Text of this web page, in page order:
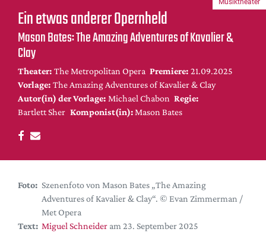
Menschen & Theater
Themen
Internationales
Nachrufe
Medientipps
DdB-map
Kalender
Premierensuche
Festival-Planer
Hefte
Alle Hefte
Leseproben
Ein etwas anderer Opernheld
Mason Bates: The Amazing Adventures of Kavalier &
Clay
Theater: The Metropolitan Opera Premiere: 21.09.2025
Vorlage: The Amazing Adventures of Kavalier & Clay
Autor(in) der Vorlage: Michael Chabon Regie:
Bartlett Sher Komponist(in): Mason Bates
Foto: Szenenfoto von Mason Bates „The Amazing
Adventures of Kavalier & Clay“. © Evan Zimmerman /
Met Opera
Text: Miguel Schneider am 23. September 2025